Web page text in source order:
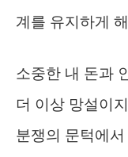
계를 유지하게
소중한 내 돈과
더 이상 망설이
분쟁의 문턱에